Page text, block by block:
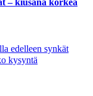
– kiusana korkea
edelleen synkät
kysyntä